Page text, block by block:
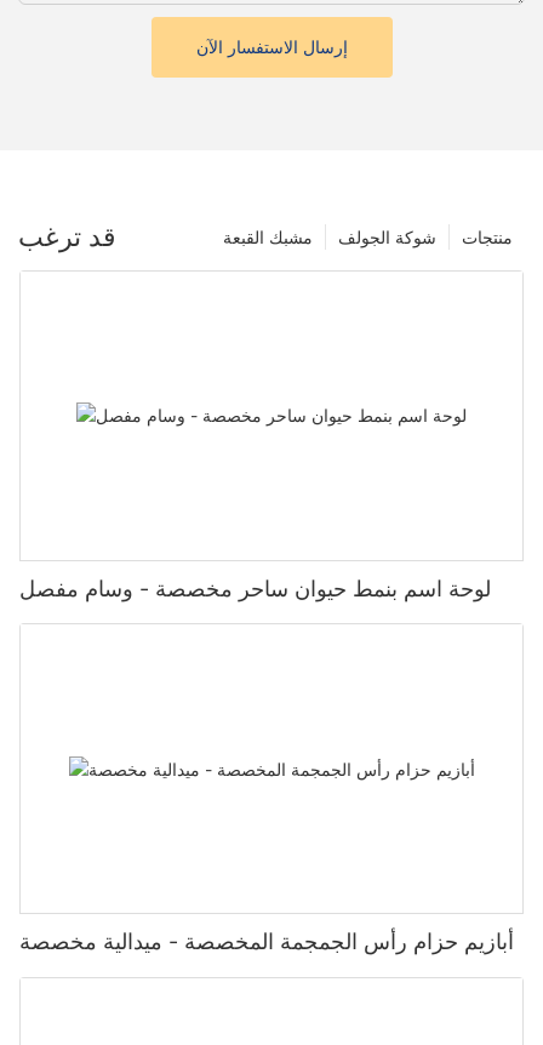
إرسال الاستفسار الآن
قد ترغب منتجات شوكة الجولف مشبك القبعة
لوحة اسم بنمط حيوان ساحر مخصصة - وسام مفصل
أبازيم حزام رأس الجمجمة المخصصة - ميدالية مخصصة